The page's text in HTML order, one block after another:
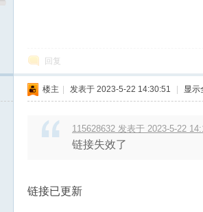
回复
楼主 发表于 2023-5-22 14:30:51 显示
115628632 发表于 2023-5-22
链接失效了
链接已更新